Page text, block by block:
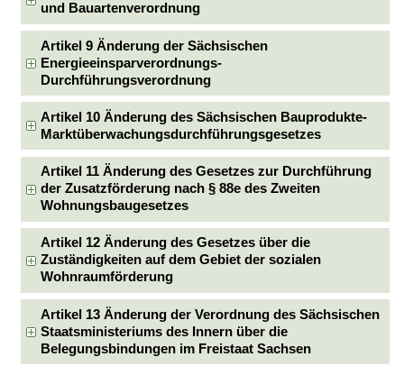
und Bauartenverordnung
Artikel 9 Änderung der Sächsischen
Energieeinsparverordnungs-
Durchführungsverordnung
Artikel 10 Änderung des Sächsischen Bauprodukte-
Marktüberwachungsdurchführungsgesetzes
Artikel 11 Änderung des Gesetzes zur Durchführung
der Zusatzförderung nach § 88e des Zweiten
Wohnungsbaugesetzes
Artikel 12 Änderung des Gesetzes über die
Zuständigkeiten auf dem Gebiet der sozialen
Wohnraumförderung
Artikel 13 Änderung der Verordnung des Sächsischen
Staatsministeriums des Innern über die
Belegungsbindungen im Freistaat Sachsen